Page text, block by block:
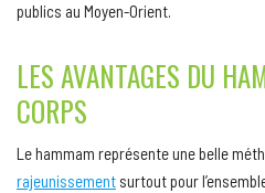
publics au Moyen-Orient.
LES AVANTAGES DU
CORPS
Le hammam représente une belle
rajeunissement surtout pour